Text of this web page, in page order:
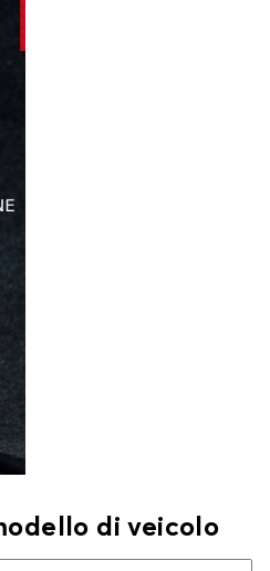
di veicolo